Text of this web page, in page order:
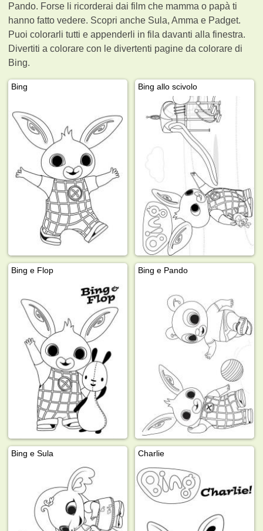
Pando. Forse li ricorderai dai film che mamma o papà ti
hanno fatto vedere. Scopri anche Sula, Amma e Padget.
Puoi colorarli tutti e appenderli in fila davanti alla finestra.
Divertiti a colorare con le divertenti pagine da colorare di
Bing.
Bing Bing allo scivolo
Bing e Flop Bing e Pando
Bing e Sula Charlie